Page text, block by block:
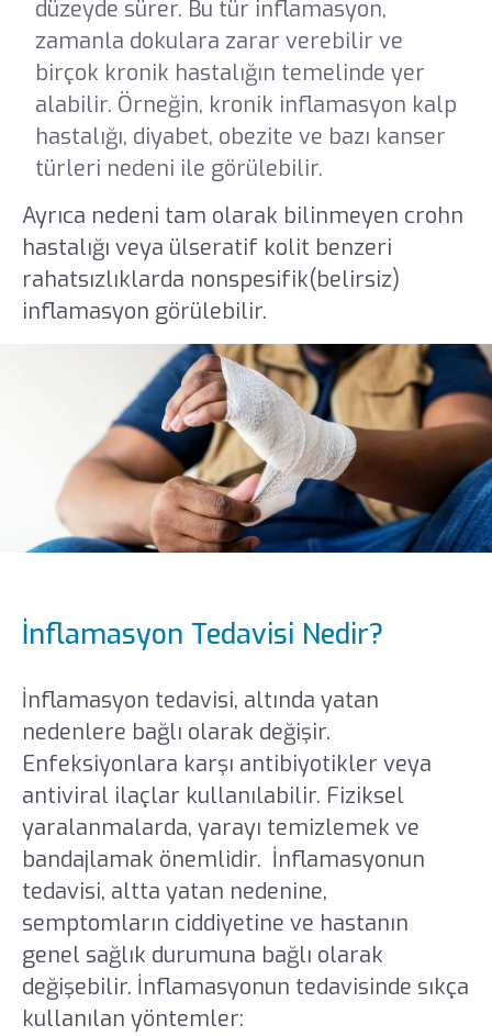
düzeyde sürer. Bu tür inflamasyon,
zamanla dokulara zarar verebilir ve
birçok kronik hastalığın temelinde yer
alabilir. Örneğin, kronik inflamasyon kalp
hastalığı, diyabet, obezite ve bazı kanser
türleri nedeni ile görülebilir.
Ayrıca nedeni tam olarak bilinmeyen crohn
hastalığı veya ülseratif kolit benzeri
rahatsızlıklarda nonspesifik(belirsiz)
inflamasyon görülebilir.
İnflamasyon Tedavisi Nedir?
İnflamasyon tedavisi, altında yatan
nedenlere bağlı olarak değişir.
Enfeksiyonlara karşı antibiyotikler veya
antiviral ilaçlar kullanılabilir. Fiziksel
yaralanmalarda, yarayı temizlemek ve
bandajlamak önemlidir. İnflamasyonun
tedavisi, altta yatan nedenine,
semptomların ciddiyetine ve hastanın
genel sağlık durumuna bağlı olarak
değişebilir. İnflamasyonun tedavisinde sıkça
kullanılan yöntemler: